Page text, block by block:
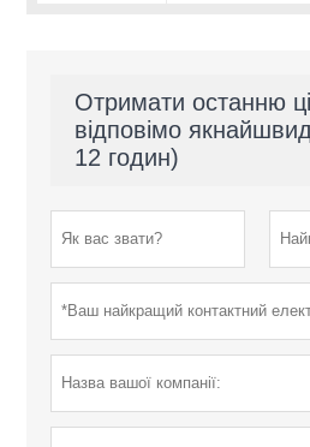
Отримати останню
відповімо
12 годин)